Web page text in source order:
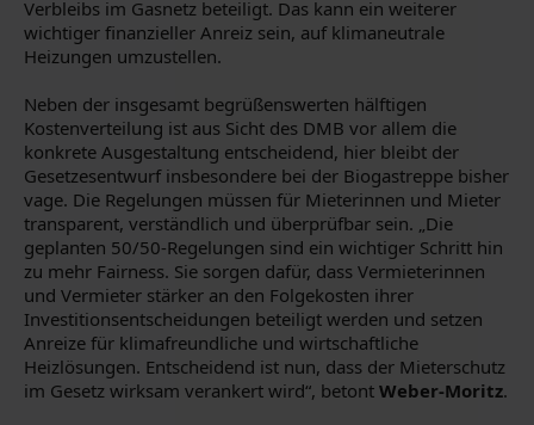
Verbleibs im Gasnetz beteiligt. Das kann ein weiterer
wichtiger finanzieller Anreiz sein, auf klimaneutrale
Heizungen umzustellen.
Neben der insgesamt begrüßenswerten hälftigen
Kostenverteilung ist aus Sicht des DMB vor allem die
konkrete Ausgestaltung entscheidend, hier bleibt der
Gesetzesentwurf insbesondere bei der Biogastreppe bisher
vage. Die Regelungen müssen für Mieterinnen und Mieter
transparent, verständlich und überprüfbar sein. „Die
geplanten 50/50-Regelungen sind ein wichtiger Schritt hin
zu mehr Fairness. Sie sorgen dafür, dass Vermieterinnen
und Vermieter stärker an den Folgekosten ihrer
Investitionsentscheidungen beteiligt werden und setzen
Anreize für klimafreundliche und wirtschaftliche
Heizlösungen. Entscheidend ist nun, dass der Mieterschutz
im Gesetz wirksam verankert wird“, betont Weber-Moritz.